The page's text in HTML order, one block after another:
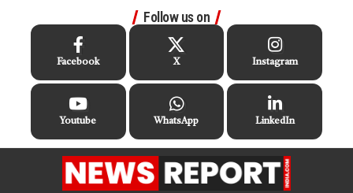
Follow us on
Facebook X Instagram
Youtube WhatsApp LinkedIn